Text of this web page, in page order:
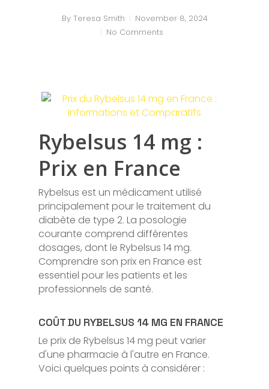
By Teresa Smith
November 8, 2024
No Comments
Rybelsus 14 mg :
Prix en France
Rybelsus est un médicament utilisé
principalement pour le traitement du
diabète de type 2. La posologie
courante comprend différentes
dosages, dont le Rybelsus 14 mg.
Comprendre son prix en France est
essentiel pour les patients et les
professionnels de santé.
COÛT DU RYBELSUS 14 MG EN FRANCE
Le prix de Rybelsus 14 mg peut varier
d'une pharmacie à l'autre en France.
Voici quelques points à considérer :